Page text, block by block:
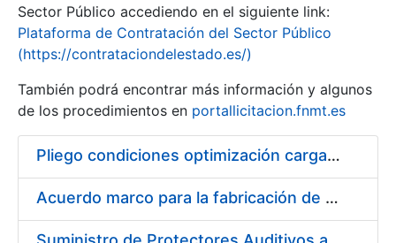
Show/Hide
Sector Público accediendo en el siguiente link:
Plataforma de Contratación del Sector Público
(https://contrataciondelestado.es/)
También podrá encontrar más información y algunos
de los procedimientos en portallicitacion.fnmt.es
Pliego condiciones optimización cargas compras firmado
Acuerdo marco para la fabricación de piezas